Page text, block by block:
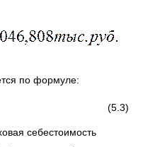
по формуле:
(5.3)
себестоимость